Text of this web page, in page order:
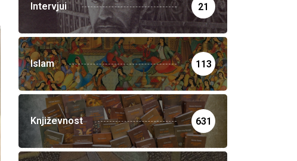
Intervjui 21
Islam 113
Književnost 631